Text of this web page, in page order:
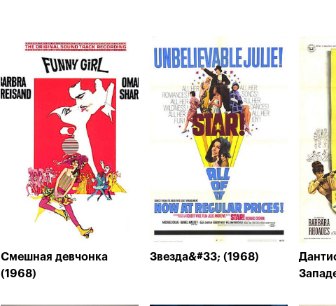
Смешная девчонка
(1968)
Звезда&#33; (1968)